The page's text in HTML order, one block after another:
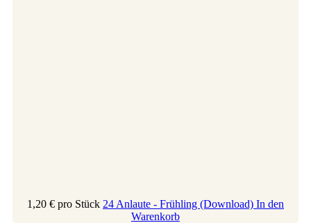
1,20 € pro Stück 24 Anlaute - Frühling (Download) In den
Warenkorb